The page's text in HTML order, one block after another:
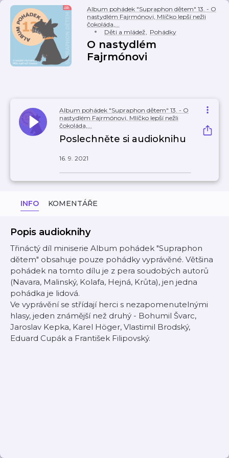
Album pohádek "Supraphon dětem" 13. - O
nastydlém Fajrmónovi, Mlíčko lepší nežli
čokoláda,...
Děti a mládež, Pohádky
O nastydlém
Fajrmónovi
Album pohádek "Supraphon dětem" 13. - O
nastydlém Fajrmónovi, Mlíčko lepší nežli
čokoláda,...
Poslechněte si audioknihu
16. 9. 2021
INFO KOMENTÁŘE
Popis audioknihy
Třináctý díl miniserie Album pohádek "Supraphon
dětem" obsahuje pouze pohádky vyprávěné. Většina
pohádek na tomto dílu je z pera soudobých autorů
(Navara, Malinský, Kolafa, Hejná, Krůta), jen jedna
pohádka je lidová.
Ve vyprávění se střídají herci s nezapomenutelnými
hlasy, jeden známější než druhý - Bohumil Švarc,
Jaroslav Kepka, Karel Höger, Vlastimil Brodský,
Eduard Cupák a František Filipovský.